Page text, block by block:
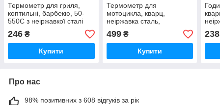
Термометр для гриля,
коптильні, барбекю, 50-
550C з неіржавкої сталі
246 ₴
Купити
Термометр для
мотоцикла, кварц,
неіржавка сталь,
водозахист. Годинник для
байка. Хром. Чорний
екран.
499₴
Купити
238
Про нас
98% позитивних з 608 відгуків за рік